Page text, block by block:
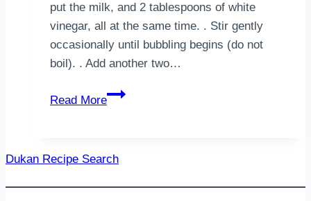
…
put the milk, and 2 tablespoons of white
vinegar, all at the same time. . Stir gently
occasionally until bubbling begins (do not
boil). . Add another two…
Read More
Dukan
Dukan Recipe Search